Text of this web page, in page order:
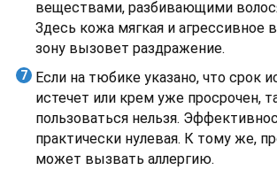
веществами, разбивающими
Здесь кожа мягкая и агрессивное
зону вызовет раздражение.
Если на тюбике указано, что срок
истечет или крем уже просрочен,
пользоваться нельзя.
практически нулевая. К тому же,
может вызвать аллергию.